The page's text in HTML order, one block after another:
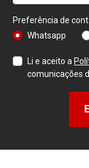
Preferência de
Whatsapp
Li e aceito a
comunicações